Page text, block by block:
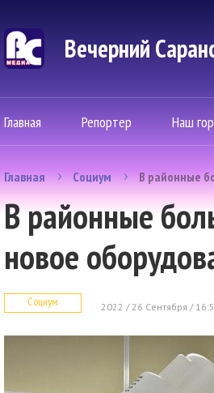
Вечерний
Главная Репортер Наш
Главная Социум В районные
В районные
новое
Социум 2022 / 26 Сентября /